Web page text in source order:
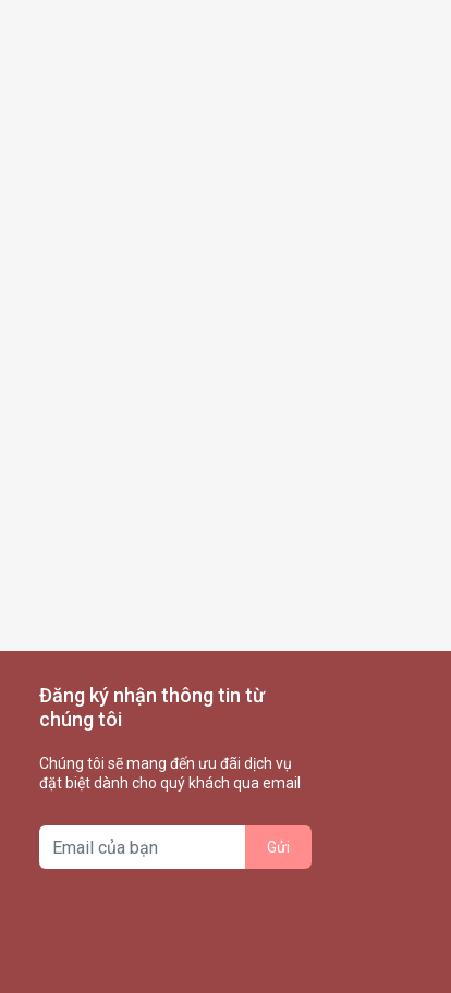
Đăng ký nhận thông tin từ
chúng tôi
Chúng tôi sẽ mang đến ưu đãi dịch vụ
đặt biệt dành cho quý khách qua email